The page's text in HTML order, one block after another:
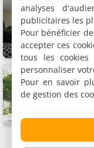
Suite,
10.4 km
2
10.5
analyses
publicitaires les
Pour bénéficier
accepter ces
tous les
personnaliser
Pour en savoir
de gestion des